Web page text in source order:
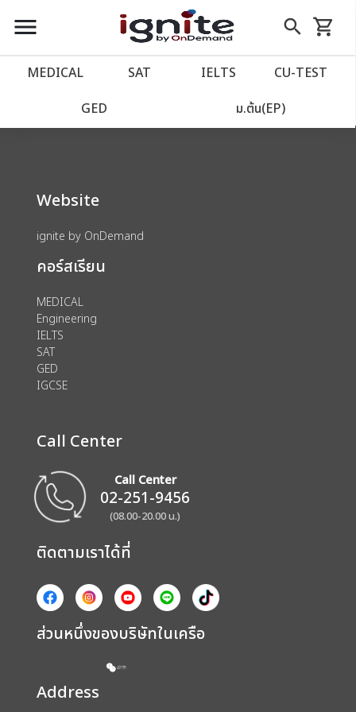
close
account_balance หน้าแรก
เว็บไซต์อิกไนท์
import_contacts วางแผนการเรียน
account_circle เข้าสู่ระบบ
assignment ลงทะเบียน
menu search
Skip
to
shopping_cart
รถเข็น
MEDICAL SAT IELTS CU‑TEST
GED ม.ต้น(EP)
We could not find anything for 80000875
Website
ignite by OnDemand
คอร์สเรียน
MEDICAL
Engineering
IELTS
SAT
GED
IGCSE
Call Center
Call Center
02-251-9456
(08.00-20.00 น.)
ติดตามเราได้ที่
ส่วนหนึ่งของบริษัทในเครือ
Address